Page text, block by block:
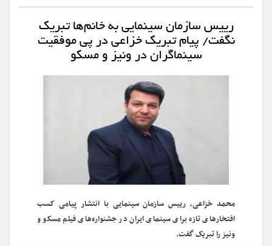
رییس سازمان سینمایی به خانم‌ها تبریک
نگفت/ پیام تبریک خزاعی در پی موفقیت
سینماگران در ونیز و مسکو
محمد خزاعی، رییس سازمان سینمایی با انتشار پیامی کسب
افتخارهای تازه برای سینمای ایران در جشنواره‌های فیلم مسکو و
ونیز را تبریک گفت.